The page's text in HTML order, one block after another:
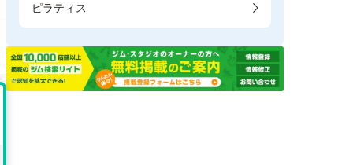
ピラティス